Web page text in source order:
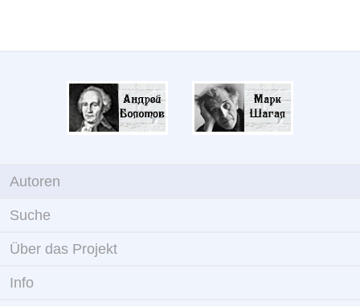
Autoren
Suche
Über das Projekt
Info